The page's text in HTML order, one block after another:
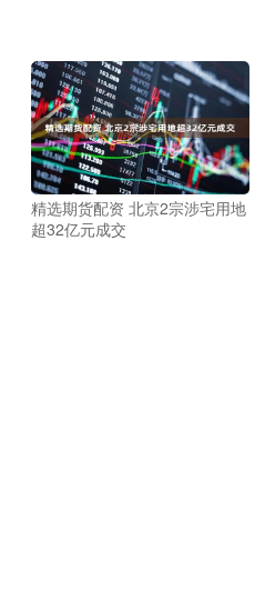
精选期货配资 北京2宗涉宅用地
超32亿元成交